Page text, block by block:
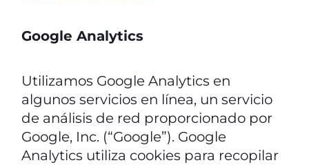
Google Analytics
Utilizamos Google Analytics en
algunos servicios en línea, un servicio
de análisis de red proporcionado por
Google, Inc. (“Google”). Google
Analytics utiliza cookies para recopilar